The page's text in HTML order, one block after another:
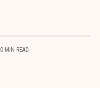
0 MIN READ